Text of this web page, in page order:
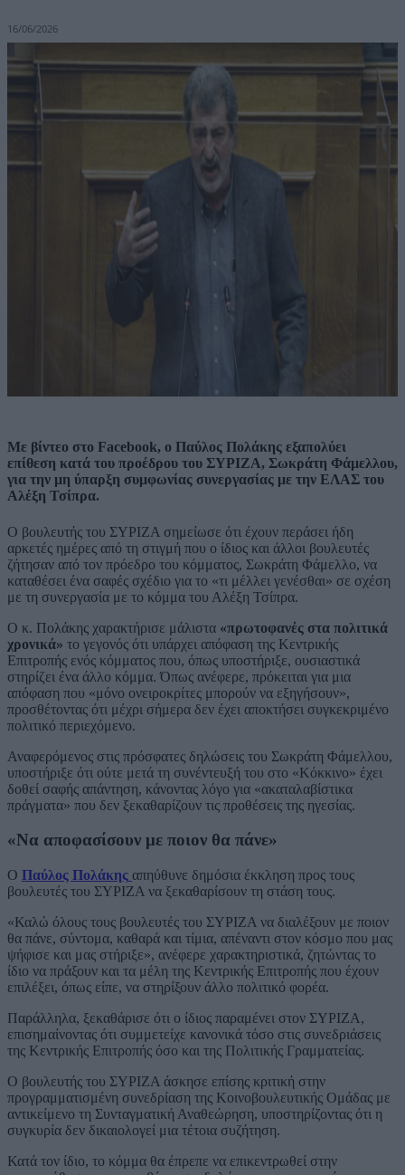
16/06/2026
Με βίντεο στο Facebook, o Παύλος Πολάκης εξαπολύει
επίθεση κατά του προέδρου του ΣΥΡΙΖΑ, Σωκράτη Φάμελλου,
για την μη ύπαρξη συμφωνίας συνεργασίας με την ΕΛΑΣ του
Αλέξη Τσίπρα.
Ο βουλευτής του ΣΥΡΙΖΑ σημείωσε ότι έχουν περάσει ήδη
αρκετές ημέρες από τη στιγμή που ο ίδιος και άλλοι βουλευτές
ζήτησαν από τον πρόεδρο του κόμματος, Σωκράτη Φάμελλο, να
καταθέσει ένα σαφές σχέδιο για το «τι μέλλει γενέσθαι» σε σχέση
με τη συνεργασία με το κόμμα του Αλέξη Τσίπρα.
Ο κ. Πολάκης χαρακτήρισε μάλιστα «πρωτοφανές στα πολιτικά
χρονικά» το γεγονός ότι υπάρχει απόφαση της Κεντρικής
Επιτροπής ενός κόμματος που, όπως υποστήριξε, ουσιαστικά
στηρίζει ένα άλλο κόμμα. Όπως ανέφερε, πρόκειται για μια
απόφαση που «μόνο ονειροκρίτες μπορούν να εξηγήσουν»,
προσθέτοντας ότι μέχρι σήμερα δεν έχει αποκτήσει συγκεκριμένο
πολιτικό περιεχόμενο.
Αναφερόμενος στις πρόσφατες δηλώσεις του Σωκράτη Φάμελλου,
υποστήριξε ότι ούτε μετά τη συνέντευξή του στο «Κόκκινο» έχει
δοθεί σαφής απάντηση, κάνοντας λόγο για «ακαταλαβίστικα
πράγματα» που δεν ξεκαθαρίζουν τις προθέσεις της ηγεσίας.
«Να αποφασίσουν με ποιον θα πάνε»
Ο Παύλος Πολάκης απηύθυνε δημόσια έκκληση προς τους
βουλευτές του ΣΥΡΙΖΑ να ξεκαθαρίσουν τη στάση τους.
«Καλώ όλους τους βουλευτές του ΣΥΡΙΖΑ να διαλέξουν με ποιον
θα πάνε, σύντομα, καθαρά και τίμια, απέναντι στον κόσμο που μας
ψήφισε και μας στήριξε», ανέφερε χαρακτηριστικά, ζητώντας το
ίδιο να πράξουν και τα μέλη της Κεντρικής Επιτροπής που έχουν
επιλέξει, όπως είπε, να στηρίξουν άλλο πολιτικό φορέα.
Παράλληλα, ξεκαθάρισε ότι ο ίδιος παραμένει στον ΣΥΡΙΖΑ,
επισημαίνοντας ότι συμμετείχε κανονικά τόσο στις συνεδριάσεις
της Κεντρικής Επιτροπής όσο και της Πολιτικής Γραμματείας.
Ο βουλευτής του ΣΥΡΙΖΑ άσκησε επίσης κριτική στην
προγραμματισμένη συνεδρίαση της Κοινοβουλευτικής Ομάδας με
αντικείμενο τη Συνταγματική Αναθεώρηση, υποστηρίζοντας ότι η
συγκυρία δεν δικαιολογεί μια τέτοια συζήτηση.
Κατά τον ίδιο, το κόμμα θα έπρεπε να επικεντρωθεί στην